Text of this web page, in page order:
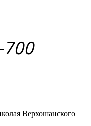
Верхошанского